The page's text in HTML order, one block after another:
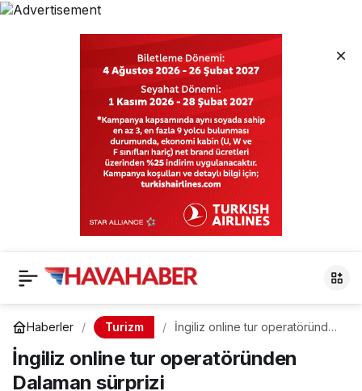
Haberler Turizm
İngiliz online tur operatöründen
İngiliz online tur operatöründen
Dalaman sürprizi